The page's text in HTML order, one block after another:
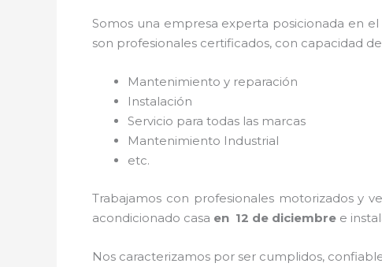
Somos una empresa experta posicionada en
son profesionales certificados, con capacidad
Mantenimiento y reparación
Instalación
Servicio para todas las marcas
Mantenimiento Industrial
etc.
Trabajamos con profesionales motorizados y
acondicionado casa en 12 de diciembre e
Nos caracterizamos por ser cumplidos,